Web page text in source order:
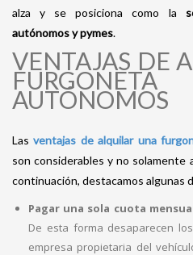
alza y se posiciona como la
autónomos y pymes.
VENTAJAS DE
AUTÓNOMOS
Las ventajas de alquilar una
son considerables y no solamente
continuación, destacamos algunas
Pagar una sola cuota
De esta forma desaparecen
empresa propietaria del